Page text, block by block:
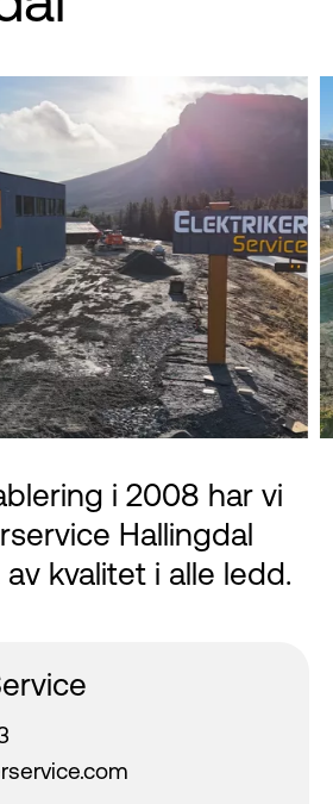
i 2008 har vi
Hallingdal
kvalitet i alle ledd.